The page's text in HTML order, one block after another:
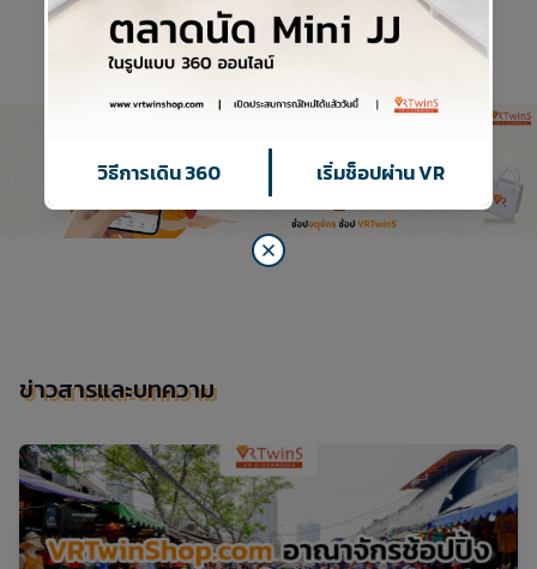
ดูทั้งหมด
ข่าวสารและบทความ
วิธีการเดิน 360 เริ่มช็อปผ่าน VR